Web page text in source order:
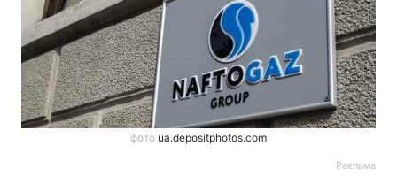
фото ua.depositphotos.com
Реклама